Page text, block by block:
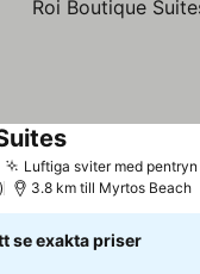
Luftiga sviter med pentryn
Se priser
3.8 km till Myrtos Beach
se exakta priser